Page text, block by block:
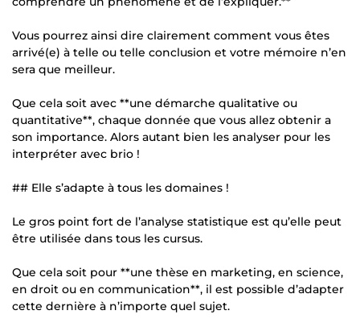
Vous pourrez ainsi dire clairement comment vous êtes
arrivé(e) à telle ou telle conclusion et votre mémoire n’en
sera que meilleur.
Que cela soit avec **une démarche qualitative ou
quantitative**, chaque donnée que vous allez obtenir a
son importance. Alors autant bien les analyser pour les
interpréter avec brio !
## Elle s’adapte à tous les domaines !
Le gros point fort de l’analyse statistique est qu’elle peut
être utilisée dans tous les cursus.
Que cela soit pour **une thèse en marketing, en science,
en droit ou en communication**, il est possible d’adapter
cette dernière à n’importe quel sujet.